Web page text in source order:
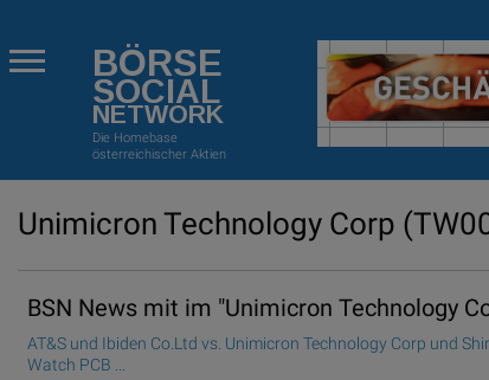
BÖRSE
SOCIAL
NETWORK
Die Homebase
österreichischer Aktien
Unimicron Technology Corp
BSN News mit im "Unimicron Technology
AT&S und Ibiden Co.Ltd vs. Unimicron Technology Corp und
Watch PCB ...